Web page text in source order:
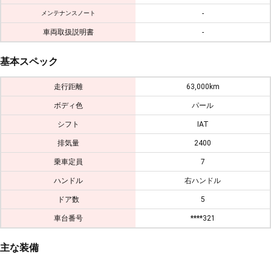
メンテナンスノート -
車両取扱説明書 -
基本スペック
走行距離 63,000km
ボディ色 パール
シフト IAT
排気量 2400
乗車定員 7
ハンドル 右ハンドル
ドア数 5
車台番号 ****321
主な装備